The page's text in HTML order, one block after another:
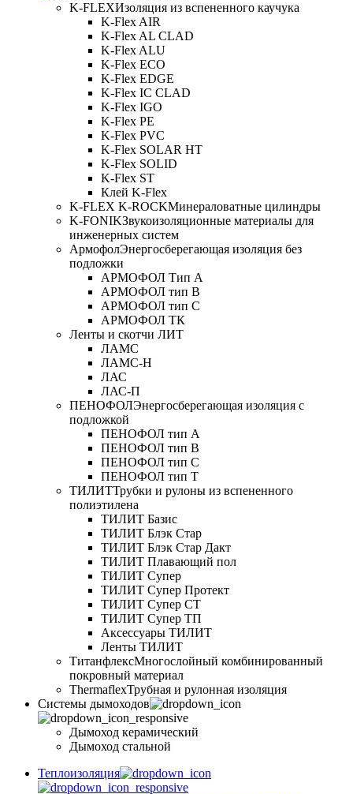
K-FLEXИзоляция из вспененного каучука
K-Flex AIR
K-Flex AL CLAD
K-Flex ALU
K-Flex ECO
K-Flex EDGE
K-Flex IC CLAD
K-Flex IGO
K-Flex PE
K-Flex PVC
K-Flex SOLAR HT
K-Flex SOLID
K-Flex ST
Клей K-Flex
K-FLEX K-ROCKМинераловатные цилиндры
K-FONIKЗвукоизоляционные материалы для
инженерных систем
АрмофолЭнергосберегающая изоляция без
подложки
АРМОФОЛ Тип А
АРМОФОЛ тип В
АРМОФОЛ тип C
АРМОФОЛ ТК
Ленты и скотчи ЛИТ
ЛАМС
ЛАМС-Н
ЛАС
ЛАС-П
ПЕНОФОЛЭнергосберегающая изоляция с
подложкой
ПЕНОФОЛ тип А
ПЕНОФОЛ тип B
ПЕНОФОЛ тип C
ПЕНОФОЛ тип T
ТИЛИТТрубки и рулоны из вспененного
полиэтилена
ТИЛИТ Базис
ТИЛИТ Блэк Стар
ТИЛИТ Блэк Стар Дакт
ТИЛИТ Плавающий пол
ТИЛИТ Супер
ТИЛИТ Супер Протект
ТИЛИТ Супер СТ
ТИЛИТ Супер ТП
Аксессуары ТИЛИТ
Ленты ТИЛИТ
ТитанфлексМногослойный комбинированный
покровный материал
ThermaflexТрубная и рулонная изоляция
Cистемы дымоходов
Дымоход керамический
Дымоход стальной
Теплоизоляция